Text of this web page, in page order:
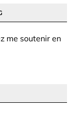
me soutenir en